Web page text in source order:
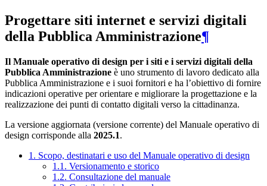
Progettare siti internet e servizi digitali
della Pubblica Amministrazione¶
Il Manuale operativo di design per i siti e i servizi digitali della
Pubblica Amministrazione è uno strumento di lavoro dedicato alla
Pubblica Amministrazione e i suoi fornitori e ha l’obiettivo di fornire
indicazioni operative per orientare e migliorare la progettazione e la
realizzazione dei punti di contatto digitali verso la cittadinanza.
La versione aggiornata (versione corrente) del Manuale operativo di
design corrisponde alla 2025.1.
1. Scopo, destinatari e uso del Manuale operativo di design
1.1. Versionamento e storico
1.2. Consultazione del manuale